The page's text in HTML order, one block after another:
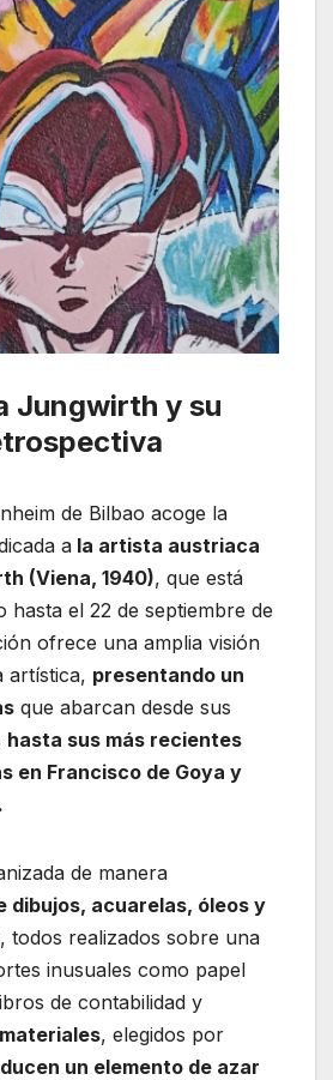
Jungwirth y su
de Bilbao acoge la
a la artista austriaca
(Viena, 1940), que está
hasta el 22 de septiembre de
ofrece una amplia visión
artística, presentando un
que abarcan desde sus
hasta sus más recientes
en Francisco de Goya y
de manera
dibujos, acuarelas, óleos y
todos realizados sobre una
inusuales como papel
de contabilidad y
, elegidos por
un elemento de azar